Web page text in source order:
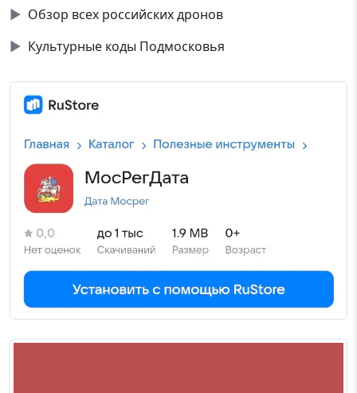
▶ Обзор всех российских дронов
▶ Культурные коды Подмосковья